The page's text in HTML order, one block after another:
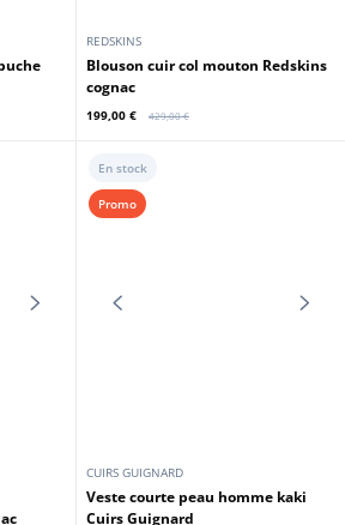
REDSKINS
Blouson cuir col mouton Redskins